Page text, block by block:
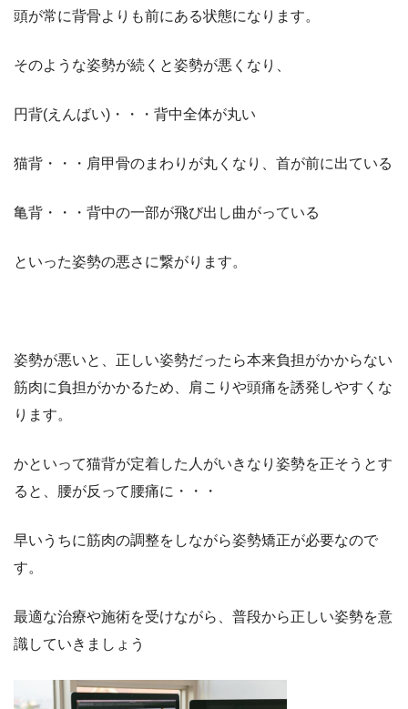
頭が常に背骨よりも前にある状態になります。
そのような姿勢が続くと姿勢が悪くなり、
円背(えんばい) ・・・背中全体が丸い
猫背 ・・・肩甲骨のまわりが丸くなり、首が前に出ている
亀背 ・・・背中の一部が飛び出し曲がっている
といった姿勢の悪さに繋がります。
姿勢が悪いと、正しい姿勢だったら本来負担がかからない
筋肉に負担がかかるため、肩こりや頭痛を誘発しやすくな
ります。
かといって猫背が定着した人がいきなり姿勢を正そうとす
ると、腰が反って腰痛に・・・
早いうちに筋肉の調整をしながら姿勢矯正が必要なので
す。
最適な治療や施術を受けながら、普段から正しい姿勢を意
識していきましょう